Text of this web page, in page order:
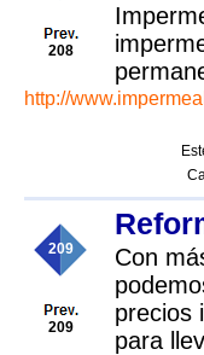
208
http://
209
209
Con
precios
para